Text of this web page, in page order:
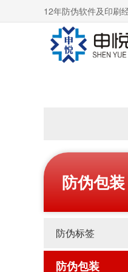
12年防伪软件及印刷
防伪包装
防伪标签
防伪包装